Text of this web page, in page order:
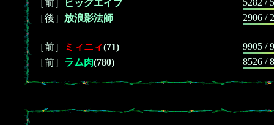
［前］
ビッグエイプ
5282 /
［後］ 放浪影法師 2906 /
［前］ ミィニィ(71)
9905 /
［前］ ラム肉(780) 8526 /